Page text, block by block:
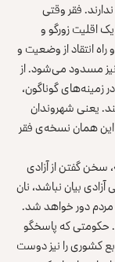
فقر وقتی
اقلیت زورگو و
انتقاد از وضعیت و
مسدود می‌شود. از
زمینه‌های گوناگون،
یعنی شهروندان
این همان نسخه‌ی فقر
سخن گفتن از آزادی
بیان نباشد، نان
مردم دور خواهد شد.
حکومتی که پاسخگو
کشوری را نیز دوست